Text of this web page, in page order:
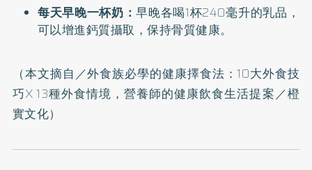
每天早晚一杯奶：早晚各喝1杯240毫升的乳品，
可以增進鈣質攝取，保持骨質健康。
（本文摘自／外食族必學的健康擇食法：10大外食技
巧X 13種外食情境，營養師的健康飲食生活提案／橙
實文化）